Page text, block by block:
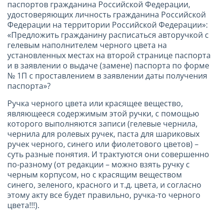
паспортов гражданина Российской Федерации,
удостоверяющих личность гражданина Российской
Федерации на территории Российской Федерации»:
«Предложить гражданину расписаться авторучкой с
гелевым наполнителем черного цвета на
установленных местах на второй странице паспорта
и в заявлении о выдаче (замене) паспорта по форме
№ 1П с проставлением в заявлении даты получения
паспорта»?
Ручка черного цвета или красящее вещество,
являющееся содержимым этой ручки, с помощью
которого выполняются записи (гелевые чернила,
чернила для ролевых ручек, паста для шариковых
ручек черного, синего или фиолетового цветов) –
суть разные понятия. И трактуются они совершенно
по-разному (от редакции – можно взять ручку с
черным корпусом, но с красящим веществом
синего, зеленого, красного и т.д. цвета, и согласно
этому акту все будет правильно, ручка-то черного
цвета!!!).